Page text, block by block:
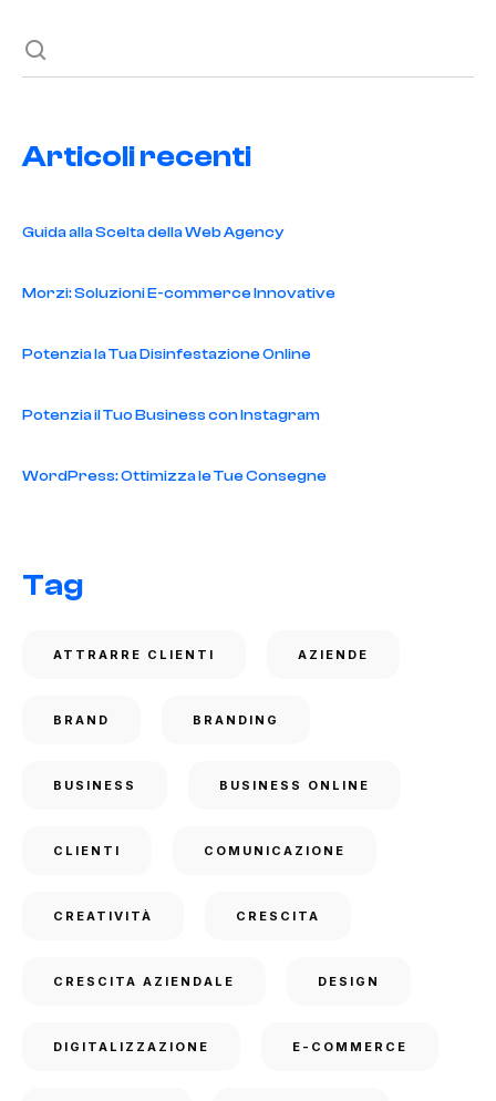
Articoli recenti
Guida alla Scelta della Web Agency
Morzi: Soluzioni E-commerce Innovative
Potenzia la Tua Disinfestazione Online
Potenzia il Tuo Business con Instagram
WordPress: Ottimizza le Tue Consegne
Tag
ATTRARRE CLIENTI AZIENDE
BRAND BRANDING
BUSINESS BUSINESS ONLINE
CLIENTI COMUNICAZIONE
CREATIVITÀ CRESCITA
CRESCITA AZIENDALE DESIGN
DIGITALIZZAZIONE E-COMMERCE